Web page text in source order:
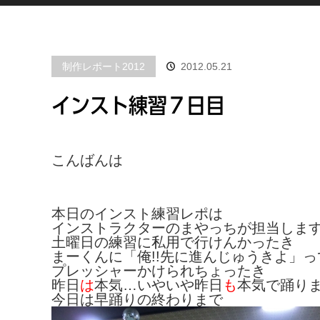
制作レポート2012 2012.05.21
インスト練習７日目
こんばんは
本日のインスト練習レポは
インストラクターのまやっちが担当しま
土曜日の練習に私用で行けんかったき
まーくんに「俺!!先に進んじゅうきよ 」
プレッシャーかけられちょったき
昨日 は本気…いやいや昨日 も本気で踊り
今日は早踊りの終わりまで